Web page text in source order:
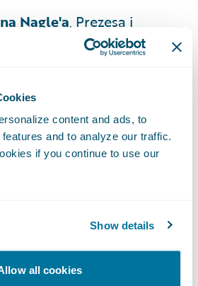
content and ads, to
and to analyze our traffic.
if you continue to use our
Show details
all cookies
Nagle'a, Prezesa i
firmy icare, który
na temat rozwiązań
celów.
Tierney, Prezes
opowiadała, w jaki
wykorzystywać
najwyższej jakości
Guidewire